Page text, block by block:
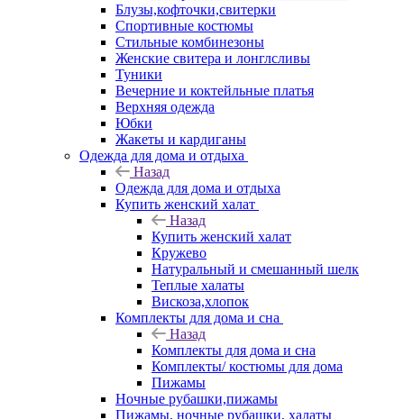
Блузы,кофточки,свитерки
Спортивные костюмы
Стильные комбинезоны
Женские свитера и лонглсливы
Туники
Вечерние и коктейльные платья
Верхняя одежда
Юбки
Жакеты и кардиганы
Одежда для дома и отдыха
Назад
Одежда для дома и отдыха
Купить женский халат
Назад
Купить женский халат
Кружево
Натуральный и смешанный шелк
Теплые халаты
Вискоза,хлопок
Комплекты для дома и сна
Назад
Комплекты для дома и сна
Комплекты/ костюмы для дома
Пижамы
Ночные рубашки,пижамы
Пижамы, ночные рубашки, халаты